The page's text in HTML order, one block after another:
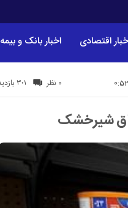
اقتصادی اخبار بانک و بیمه
301 بازدید 0 نظر
شیرخشک